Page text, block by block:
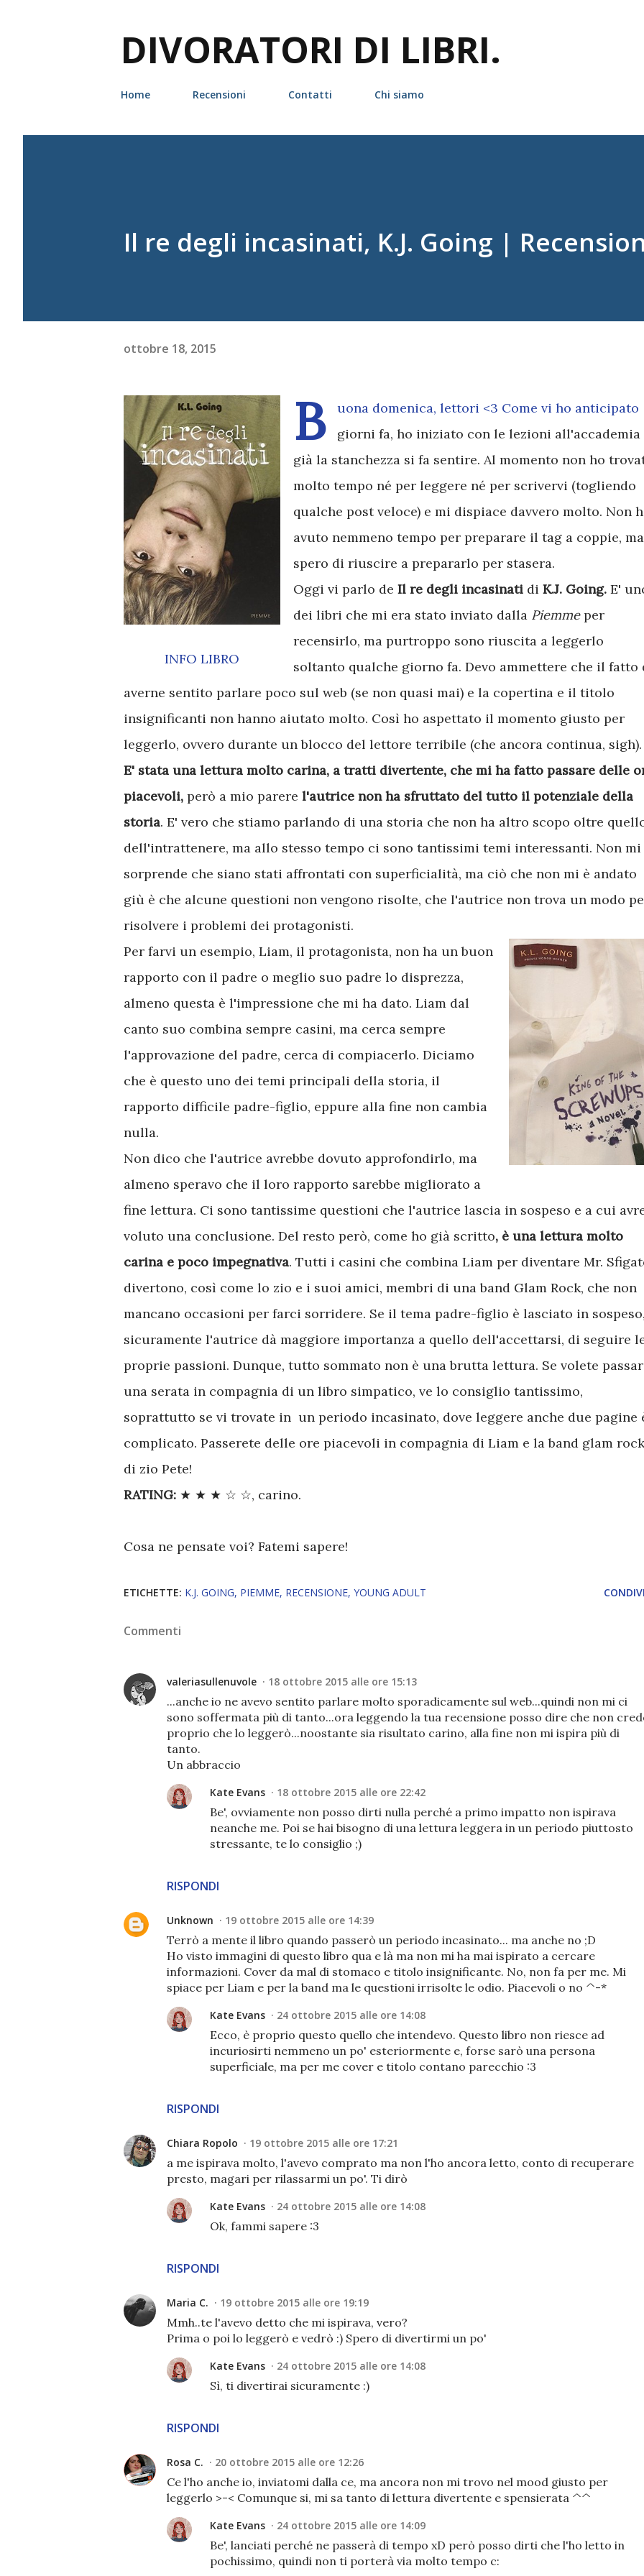
DIVORATORI DI LIBRI.
Home Recensioni Contatti Chi siamo
Il re degli incasinati, K.J. Going |
ottobre 18, 2015
INFO LIBRO
B
uona domenica, lettori <3 Come vi ho anticipato
giorni fa, ho iniziato con le lezioni all'accademia
già la stanchezza si fa sentire. Al momento non ho
molto tempo né per leggere né per scrivervi (togliendo
qualche post veloce) e mi dispiace davvero molto. Non
avuto nemmeno tempo per preparare il tag a coppie, ma
spero di riuscire a prepararlo per stasera.
Oggi vi parlo de Il re degli incasinati di K.J. Going. E'
dei libri che mi era stato inviato dalla Piemmeper
recensirlo, ma purtroppo sono riuscita a leggerlo
soltanto qualche giorno fa. Devo ammettere che il fatto
averne sentito parlare poco sul web (se non quasi mai) e la copertina e il titolo
insignificanti non hanno aiutato molto. Così ho aspettato il momento giusto per
leggerlo, ovvero durante un blocco del lettore terribile (che ancora continua, sigh).
E' stata una lettura molto carina, a tratti divertente, che mi ha fatto passare delle
piacevoli, però a mio parere l'autrice non ha sfruttato del tutto il potenziale della
storia. E' vero che stiamo parlando di una storia che non ha altro scopo oltre
dell'intrattenere, ma allo stesso tempo ci sono tantissimi temi interessanti. Non mi
sorprende che siano stati affrontati con superficialità, ma ciò che non mi è andato
giù è che alcune questioni non vengono risolte, che l'autrice non trova un modo
risolvere i problemi dei protagonisti.
Per farvi un esempio, Liam, il protagonista, non ha un buon
rapporto con il padre o meglio suo padre lo disprezza,
almeno questa è l'impressione che mi ha dato. Liam dal
canto suo combina sempre casini, ma cerca sempre
l'approvazione del padre, cerca di compiacerlo. Diciamo
che è questo uno dei temi principali della storia, il
rapporto difficile padre-figlio, eppure alla fine non cambia
nulla.
Non dico che l'autrice avrebbe dovuto approfondirlo, ma
almeno speravo che il loro rapporto sarebbe migliorato a
fine lettura. Ci sono tantissime questioni che l'autrice lascia in sospeso e a cui
voluto una conclusione. Del resto però, come ho già scritto, è una lettura molto
carina e poco impegnativa. Tutti i casini che combina Liam per diventare Mr.
divertono, così come lo zio e i suoi amici, membri di una band Glam Rock, che non
mancano occasioni per farci sorridere. Se il tema padre-figlio è lasciato in
sicuramente l'autrice dà maggiore importanza a quello dell'accettarsi, di seguire
proprie passioni. Dunque, tutto sommato non è una brutta lettura. Se volete
una serata in compagnia di un libro simpatico, ve lo consiglio tantissimo,
soprattutto se vi trovate in un periodo incasinato, dove leggere anche due pagine
complicato. Passerete delle ore piacevoli in compagnia di Liam e la band glam rock
di zio Pete!
RATING: ★ ★ ★ ☆ ☆, carino.
Cosa ne pensate voi? Fatemi sapere!
ETICHETTE: K.J. GOING PIEMME RECENSIONE YOUNG ADULT
Commenti
valeriasullenuvole 18 ottobre 2015 alle ore 15:13
...anche io ne avevo sentito parlare molto sporadicamente sul web...quindi non mi ci
sono soffermata più di tanto...ora leggendo la tua recensione posso dire che non
proprio che lo leggerò...noostante sia risultato carino, alla fine non mi ispira più di
tanto.
Un abbraccio
RISPONDI
Kate Evans 18 ottobre 2015 alle ore 22:42
Be', ovviamente non posso dirti nulla perché a primo impatto non ispirava
neanche me. Poi se hai bisogno di una lettura leggera in un periodo piuttosto
stressante, te lo consiglio ;)
Unknown 19 ottobre 2015 alle ore 14:39
Terrò a mente il libro quando passerò un periodo incasinato... ma anche no ;D
Ho visto immagini di questo libro qua e là ma non mi ha mai ispirato a cercare
informazioni. Cover da mal di stomaco e titolo insignificante. No, non fa per me. Mi
spiace per Liam e per la band ma le questioni irrisolte le odio. Piacevoli o no ^-*
RISPONDI
Kate Evans 24 ottobre 2015 alle ore 14:08
Ecco, è proprio questo quello che intendevo. Questo libro non riesce ad
incuriosirti nemmeno un po' esteriormente e, forse sarò una persona
superficiale, ma per me cover e titolo contano parecchio :3
Chiara Ropolo 19 ottobre 2015 alle ore 17:21
a me ispirava molto, l'avevo comprato ma non l'ho ancora letto, conto di recuperare
presto, magari per rilassarmi un po'. Ti dirò
RISPONDI
Kate Evans 24 ottobre 2015 alle ore 14:08
Ok, fammi sapere :3
Maria C. 19 ottobre 2015 alle ore 19:19
Mmh..te l'avevo detto che mi ispirava, vero?
Prima o poi lo leggerò e vedrò :) Spero di divertirmi un po'
RISPONDI
Kate Evans 24 ottobre 2015 alle ore 14:08
Sì, ti divertirai sicuramente :)
Rosa C. 20 ottobre 2015 alle ore 12:26
Ce l'ho anche io, inviatomi dalla ce, ma ancora non mi trovo nel mood giusto per
leggerlo >-< Comunque si, mi sa tanto di lettura divertente e spensierata ^^
Kate Evans 24 ottobre 2015 alle ore 14:09
Be', lanciati perché ne passerà di tempo xD però posso dirti che l'ho letto in
pochissimo, quindi non ti porterà via molto tempo c: